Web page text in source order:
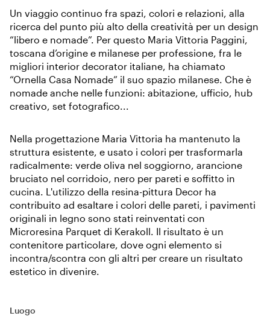
Luogo
Un viaggio continuo fra spazi, colori e relazioni, alla
ricerca del punto più alto della creatività per un design
“libero e nomade”. Per questo Maria Vittoria Paggini,
toscana d’origine e milanese per professione, fra le
migliori interior decorator italiane, ha chiamato
“Ornella Casa Nomade” il suo spazio milanese. Che è
nomade anche nelle funzioni: abitazione, ufficio, hub
creativo, set fotografico...
Nella progettazione Maria Vittoria ha mantenuto la
struttura esistente, e usato i colori per trasformarla
radicalmente: verde oliva nel soggiorno, arancione
bruciato nel corridoio, nero per pareti e soffitto in
cucina. L'utilizzo della resina-pittura Decor ha
contribuito ad esaltare i colori delle pareti, i pavimenti
originali in legno sono stati reinventati con
Microresina Parquet di Kerakoll. Il risultato è un
contenitore particolare, dove ogni elemento si
incontra/scontra con gli altri per creare un risultato
estetico in divenire.